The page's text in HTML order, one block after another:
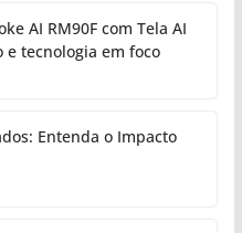
AI RM90F com Tela AI
e tecnologia em foco
Entenda o Impacto